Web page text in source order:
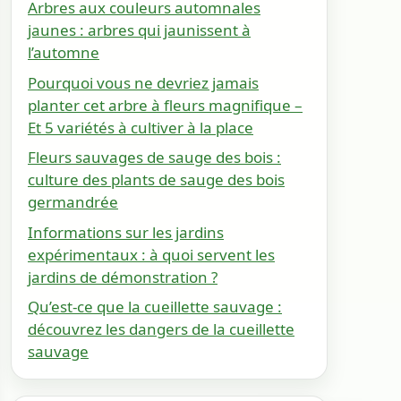
Arbres aux couleurs automnales
jaunes : arbres qui jaunissent à
l’automne
Pourquoi vous ne devriez jamais
planter cet arbre à fleurs magnifique –
Et 5 variétés à cultiver à la place
Fleurs sauvages de sauge des bois :
culture des plants de sauge des bois
germandrée
Informations sur les jardins
expérimentaux : à quoi servent les
jardins de démonstration ?
Qu’est-ce que la cueillette sauvage :
découvrez les dangers de la cueillette
sauvage